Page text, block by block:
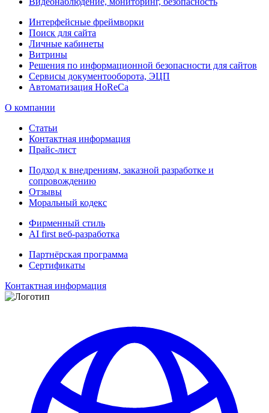
Интерфейсные фреймворки
Поиск для сайта
Личные кабинеты
Витрины
Решения по информационной безопасности для сайтов
Сервисы документооборота, ЭЦП
Автоматизация HoReCa
О компании
Статьи
Контактная информация
Прайс-лист
Подход к внедрениям, заказной разработке и
сопровождению
Отзывы
Моральный кодекс
Фирменный стиль
AI first веб-разработка
Партнёрская программа
Сертификаты
Контактная информация